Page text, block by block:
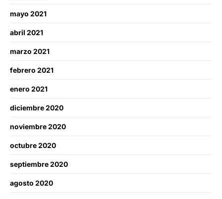
mayo 2021
abril 2021
marzo 2021
febrero 2021
enero 2021
diciembre 2020
noviembre 2020
octubre 2020
septiembre 2020
agosto 2020